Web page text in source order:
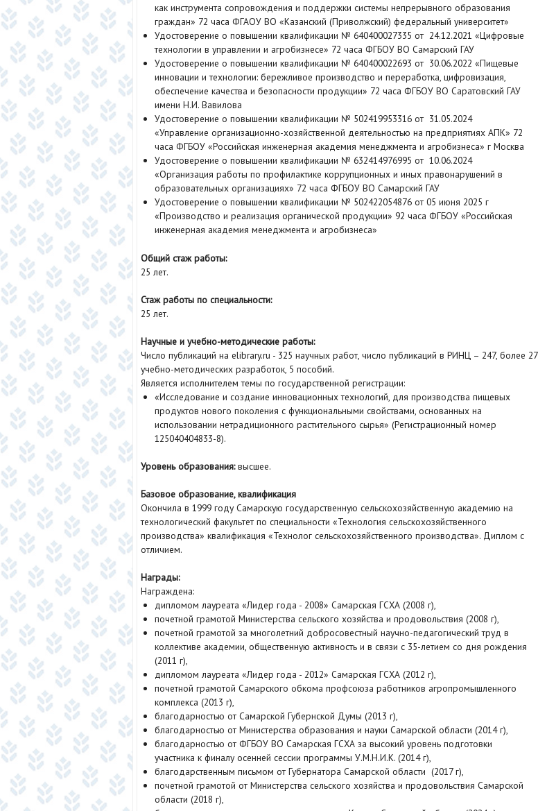
как инструмента сопровождения и поддержки системы непрерывного образования
граждан» 72 часа ФГАОУ ВО «Казанский (Приволжский) федеральный университет»
Удостоверение о повышении квалификации № 640400027335 от 24.12.2021 «Цифровые
технологии в управлении и агробизнесе» 72 часа ФГБОУ ВО Самарский ГАУ
Удостоверение о повышении квалификации № 640400022693 от 30.06.2022 «Пищевые
инновации и технологии: бережливое производство и переработка, цифровизация,
обеспечение качества и безопасности продукции» 72 часа ФГБОУ ВО Саратовский ГАУ
имени Н.И. Вавилова
Удостоверение о повышении квалификации № 502419953316 от 31.05.2024
«Управление организационно-хозяйственной деятельностью на предприятиях АПК» 72
часа ФГБОУ «Российская инженерная академия менеджмента и агробизнеса» г Москва
Удостоверение о повышении квалификации № 632414976995 от 10.06.2024
«Организация работы по профилактике коррупционных и иных правонарушений в
образовательных организациях» 72 часа ФГБОУ ВО Самарский ГАУ
Удостоверение о повышении квалификации № 502422054876 от 05 июня 2025 г
«Производство и реализация органической продукции» 92 часа ФГБОУ «Российская
инженерная академия менеджмента и агробизнеса»
Общий стаж работы:
25 лет.
Стаж работы по специальности:
25 лет.
Научные и учебно-методические работы:
Число публикаций на elibrary.ru - 325 научных работ, число публикаций в РИНЦ – 247, более 27
учебно-методических разработок, 5 пособий.
Является исполнителем темы по государственной регистрации:
«Исследование и создание инновационных технологий, для производства пищевых
продуктов нового поколения с функциональными свойствами, основанных на
использовании нетрадиционного растительного сырья» (Регистрационный номер
125040404833-8).
Уровень образования:высшее.
Базовое образование, квалификация
Окончила в 1999 году Самарскую государственную сельскохозяйственную академию на
технологический факультет по специальности «Технология сельскохозяйственного
производства» квалификация «Технолог сельскохозяйственного производства». Диплом с
отличием.
Награды:
Награждена:
дипломом лауреата «Лидер года - 2008» Самарская ГСХА (2008 г),
почетной грамотой Министерства сельского хозяйства и продовольствия (2008 г),
почетной грамотой за многолетний добросовестный научно-педагогический труд в
коллективе академии, общественную активность и в связи с 35-летием со дня рождения
(2011 г),
дипломом лауреата «Лидер года - 2012» Самарская ГСХА (2012 г),
почетной грамотой Самарского обкома профсоюза работников агропромышленного
комплекса (2013 г),
благодарностью от Самарской Губернской Думы (2013 г),
благодарностью от Министерства образования и науки Самарской области (2014 г),
благодарностью от ФГБОУ ВО Самарская ГСХА за высокий уровень подготовки
участника к финалу осенней сессии программы У.М.Н.И.К. (2014 г),
благодарственным письмом от Губернатора Самарской области (2017 г),
почетной грамотой от Министерства сельского хозяйства и продовольствия Самарской
области (2018 г),